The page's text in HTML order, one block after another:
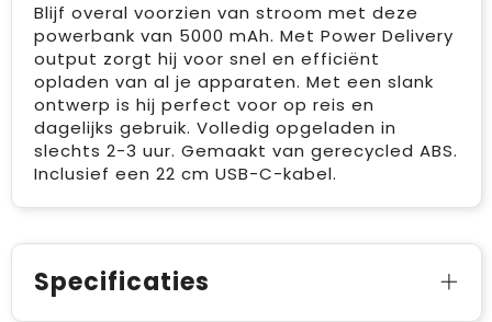
Blijf overal voorzien van stroom met deze
powerbank van 5000 mAh. Met Power Delivery
output zorgt hij voor snel en efficiënt
opladen van al je apparaten. Met een slank
ontwerp is hij perfect voor op reis en
dagelijks gebruik. Volledig opgeladen in
slechts 2-3 uur. Gemaakt van gerecycled ABS.
Inclusief een 22 cm USB-C-kabel.
Specificaties